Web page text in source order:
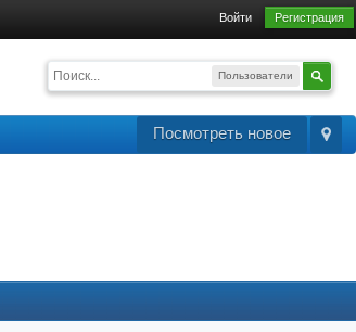
Войти Регистрация
Пользователи
Посмотреть новое